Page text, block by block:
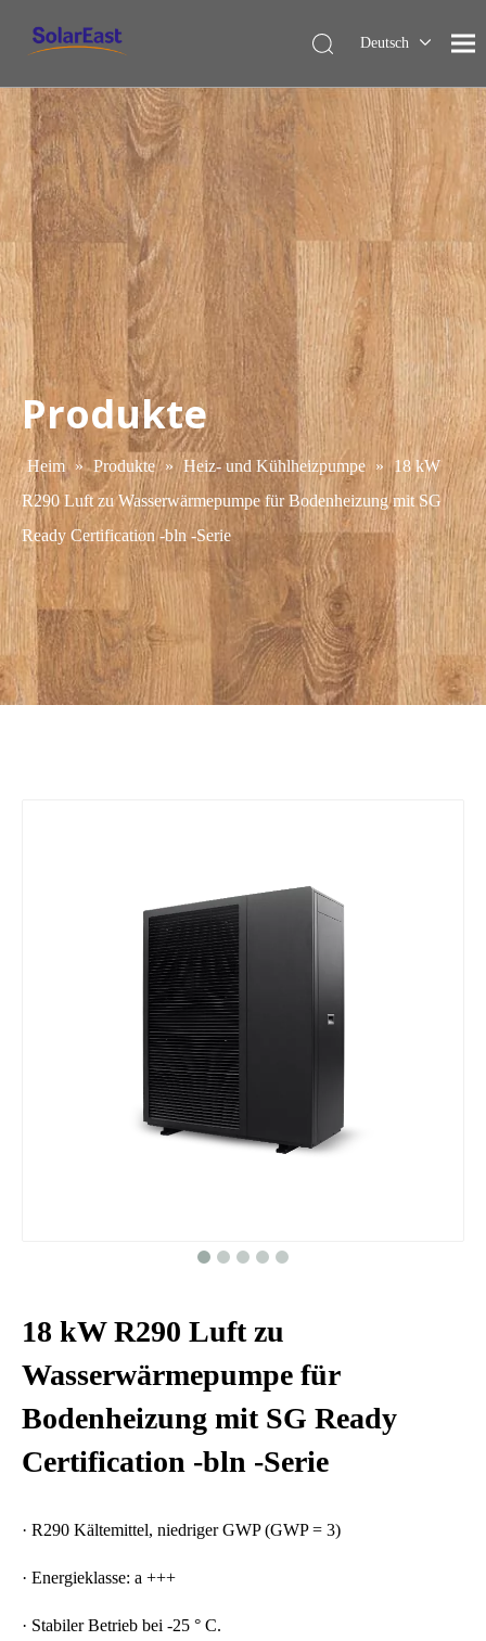
Deutsch
Français
Español
Italiano
Nederlands
Produkte
Heim » Produkte » Heiz- und Kühlheizpumpe » 18 kW
R290 Luft zu Wasserwärmepumpe für Bodenheizung mit SG
Ready Certification -bln -Serie
18 kW R290 Luft zu
Wasserwärmepumpe für
Bodenheizung mit SG Ready
Certification -bln -Serie
· R290 Kältemittel, niedriger GWP (GWP = 3)
· Energieklasse: a +++
· Stabiler Betrieb bei -25 ° C.